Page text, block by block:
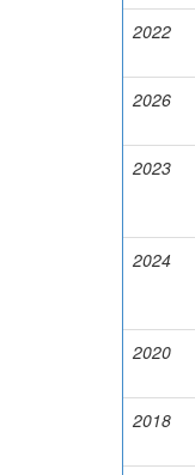
2022
2026
2023
2024
2020
2018